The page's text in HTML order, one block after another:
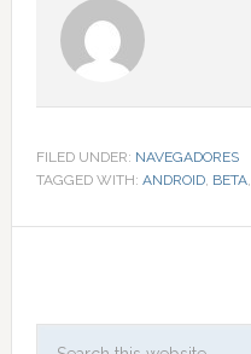
FILED UNDER: NAVEGADORES
TAGGED WITH: ANDROID, BETA,